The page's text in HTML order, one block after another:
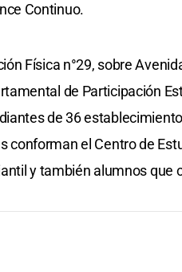
Continuo.
Física n°29, sobre
de Participación
de 36
conforman el Centro de
y también alumnos que